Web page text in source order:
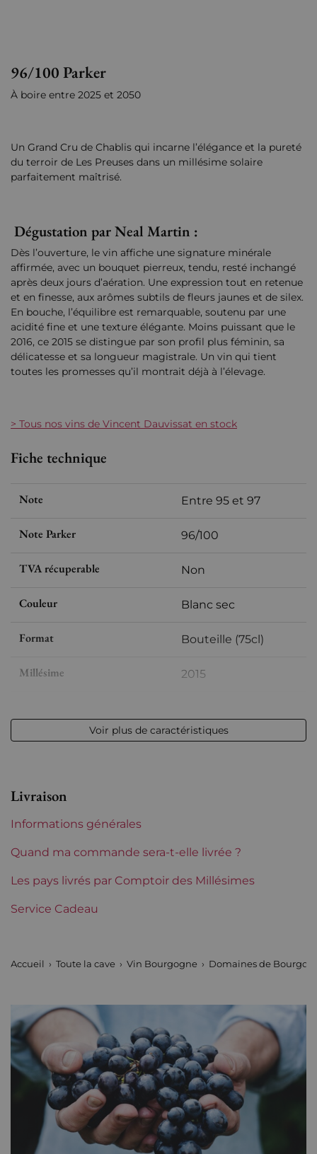
96/100 Parker
À boire entre 2025 et 2050
Un Grand Cru de Chablis qui incarne l’élégance et la pureté
du terroir de Les Preuses dans un millésime solaire
parfaitement maîtrisé.
Dégustation par Neal Martin :
Dès l’ouverture, le vin affiche une signature minérale
affirmée, avec un bouquet pierreux, tendu, resté inchangé
après deux jours d’aération. Une expression tout en retenue
et en finesse, aux arômes subtils de fleurs jaunes et de silex.
En bouche, l’équilibre est remarquable, soutenu par une
acidité fine et une texture élégante. Moins puissant que le
2016, ce 2015 se distingue par son profil plus féminin, sa
délicatesse et sa longueur magistrale. Un vin qui tient
toutes les promesses qu’il montrait déjà à l’élevage.
> Tous nos vins de Vincent Dauvissat en stock
Fiche technique
Note Entre 95 et 97
Note Parker 96/100
TVA récuperable Non
Couleur Blanc sec
Format Bouteille (75cl)
Millésime 2015
Appellation Chablis
Région Bourgogne
Maturité À garder
Classification Bourgogne
Voir plus de caractéristiques
Livraison
Informations générales
Quand ma commande sera-t-elle livrée ?
Les pays livrés par Comptoir des Millésimes
Service Cadeau
Accueil Toute la cave Vin Bourgogne Domaines de